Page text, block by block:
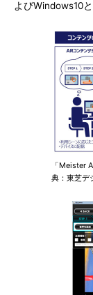
よびWindows10
「Meister
典：東芝デ